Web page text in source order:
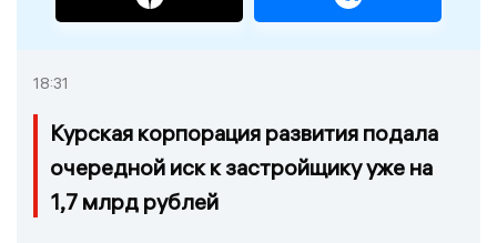
18:31
Курская корпорация развития подала
очередной иск к застройщику уже на
1,7 млрд рублей